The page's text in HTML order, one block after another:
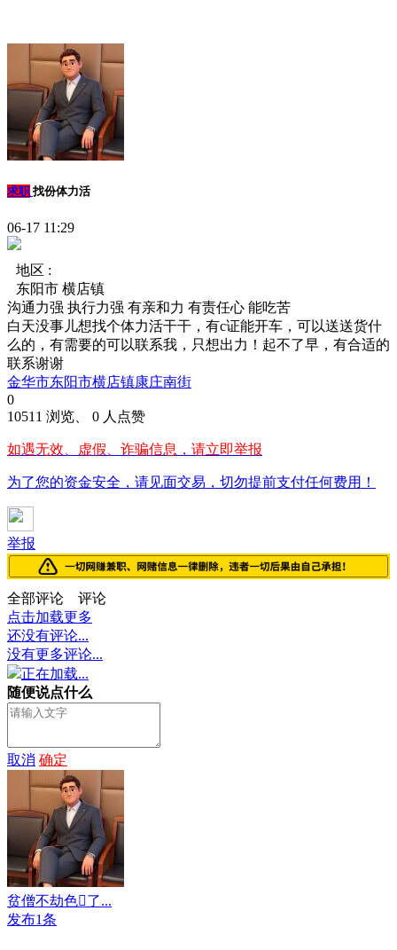
求职 找份体力活
06-17 11:29
地区 :
东阳市 横店镇
沟通力强 执行力强 有亲和力 有责任心 能吃苦
白天没事儿想找个体力活干干，有c证能开车，可以送送货什
么的，有需要的可以联系我，只想出力！起不了早，有合适的
联系谢谢
金华市东阳市横店镇康庄南街
0
10511 浏览、 0 人点赞
如遇无效、虚假、诈骗信息，请立即举报
为了您的资金安全，请见面交易，切勿提前支付任何费用！
举报
全部评论
评论
点击加载更多
还没有评论...
没有更多评论...
正在加载...
随便说点什么
取消 确定
贫僧不劫色了...
发布1条